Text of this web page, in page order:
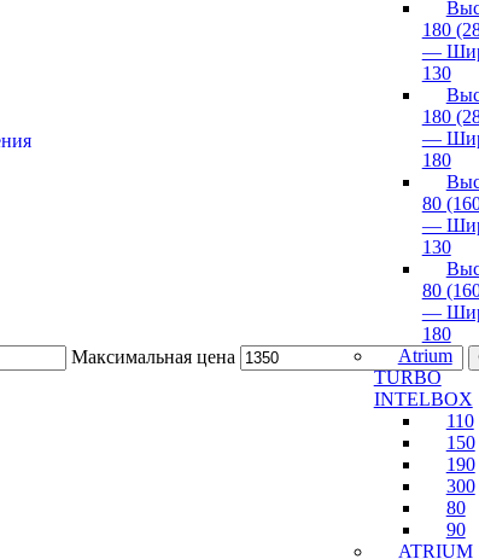
180
—
130
180
—
180
80
—
130
80
—
180
Atrium
TURBO
INTELBOX
110
150
190
300
80
90
ATRIUM
Максимальная цена